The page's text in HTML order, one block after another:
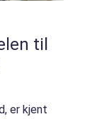
til
er kjent